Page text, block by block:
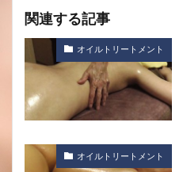
関連する記事
オイルトリートメント
オイルトリートメント